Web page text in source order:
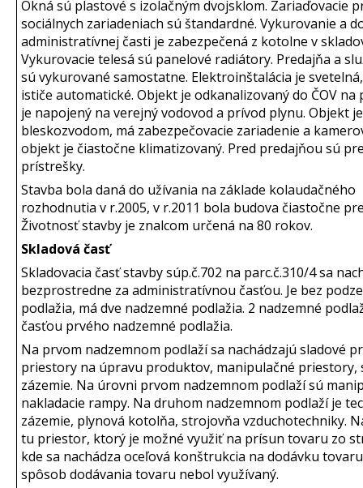
Okná sú plastové s izolačným dvojsklom. Zariaďovacie
sociálnych zariadeniach sú štandardné. Vykurovanie a
administratívnej časti je zabezpečená z kotolne v
Vykurovacie telesá sú panelové radiátory. Predajňa a
sú vykurované samostatne. Elektroinštalácia je
ističe automatické. Objekt je odkanalizovaný do ČOV na
je napojený na verejný vodovod a prívod plynu. Objekt
bleskozvodom, má zabezpečovacie zariadenie a
objekt je čiastočne klimatizovaný. Pred predajňou sú
prístrešky.
Stavba bola daná do užívania na základe kolaudačného
rozhodnutia v r.2005, v r.2011 bola budova čiastočne
Životnosť stavby je znalcom určená na 80 rokov.
Skladová časť
Skladovacia časť stavby súp.č.702 na parc.č.310/4 sa
bezprostredne za administratívnou časťou. Je bez
podlažia, má dve nadzemné podlažia. 2 nadzemné
časťou prvého nadzemné podlažia.
Na prvom nadzemnom podlaží sa nachádzajú sladové
priestory na úpravu produktov, manipulačné priestory,
zázemie. Na úrovni prvom nadzemnom podlaží sú
nakladacie rampy. Na druhom nadzemnom podlaží je
zázemie, plynová kotolňa, strojovňa vzduchotechniky.
tu priestor, ktorý je možné využiť na prísun tovaru zo
kde sa nachádza oceľová konštrukcia na dodávku
spôsob dodávania tovaru nebol využívaný.